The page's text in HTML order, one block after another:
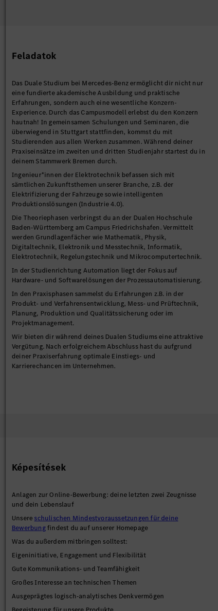
Feladatok
Das Duale Studium bei Mercedes-Benz ermöglicht dir nicht nur
eine fundierte akademische Ausbildung und praktische
Erfahrungen, sondern auch eine wesentliche Konzern-
Experience. Durch das Campusmodell erlebst du den Konzern
hautnah! In gemeinsamen Schulungen und Seminaren, die
überwiegend in Stuttgart stattfinden, kommst du mit
Studierenden aus allen Werken zusammen. Während deiner
Praxiseinsätze im zweiten und dritten Studienjahr startest du in
deinem Stammwerk Bremen durch.
Ingenieur*innen der Elektrotechnik befassen sich mit
sämtlichen Zukunftsthemen unserer Branche, z.B. der
Elektrifizierung der Fahrzeuge sowie intelligenten
Produktionslösungen (Industrie 4.0).
Die Theoriephasen verbringst du an der Dualen Hochschule
Baden-Württemberg am Campus Friedrichshafen. Vermittelt
werden Grundlagenfächer wie Mathematik, Physik,
Digitaltechnik, Elektronik und Messtechnik, Informatik,
Elektrotechnik, Regelungstechnik und Mikrocomputertechnik.
In der Studienrichtung Automation liegt der Fokus auf
Hardware- und Softwarelösungen der Prozessautomatisierung.
In den Praxisphasen sammelst du Erfahrungen z.B. in der
Produkt- und Verfahrensentwicklung, Mess- und Prüftechnik,
Planung, Produktion und Qualitätssicherung oder im
Projektmanagement.
Wir bieten dir während deines Dualen Studiums eine attraktive
Vergütung. Nach erfolgreichem Abschluss hast du aufgrund
deiner Praxiserfahrung optimale Einstiegs- und
Karrierechancen im Unternehmen.
Képesítések
Anlagen zur Online-Bewerbung: deine letzten zwei Zeugnisse
und dein Lebenslauf
Unsere schulischen Mindestvoraussetzungen für deine
Bewerbungfindest du auf unserer Homepage
Was du außerdem mitbringen solltest:
Eigeninitiative, Engagement und Flexibilität
Gute Kommunikations- und Teamfähigkeit
Großes Interesse an technischen Themen
Ausgeprägtes logisch-analytisches Denkvermögen